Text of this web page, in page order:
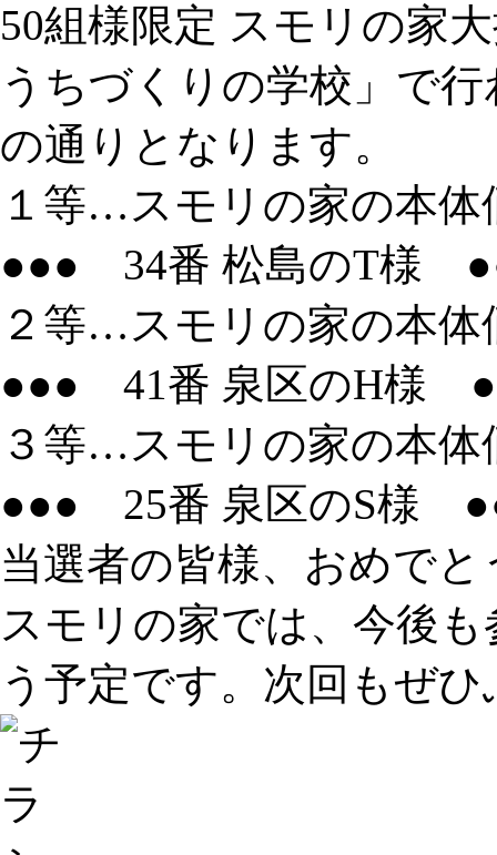
50組様限定 スモリの家
うちづくりの学校」で
の通りとなります。
１等…スモリの家の本体
●●● 34番 松島のT様
２等…スモリの家の本体
●●● 41番 泉区のH様
３等…スモリの家の本体
●●● 25番 泉区のS様
当選者の皆様、おめで
スモリの家では、今後
う予定です。次回もぜ